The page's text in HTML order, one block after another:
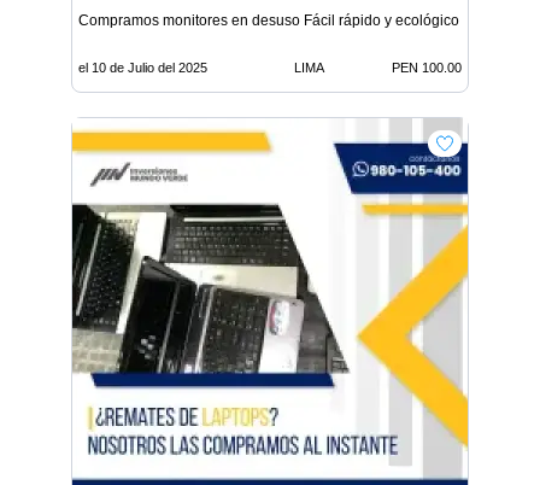
Compramos monitores en desuso Fácil rápido y ecológico
el 10 de Julio del 2025 LIMA PEN 100.00